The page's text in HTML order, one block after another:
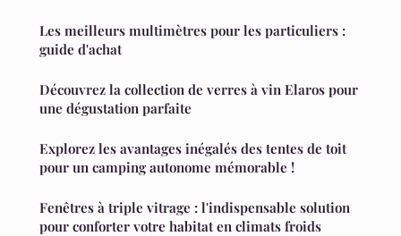
Les meilleurs multimètres pour les particuliers :
guide d'achat
Découvrez la collection de verres à vin Elaros pour
une dégustation parfaite
Explorez les avantages inégalés des tentes de toit
pour un camping autonome mémorable !
Fenêtres à triple vitrage : l'indispensable solution
pour conforter votre habitat en climats froids